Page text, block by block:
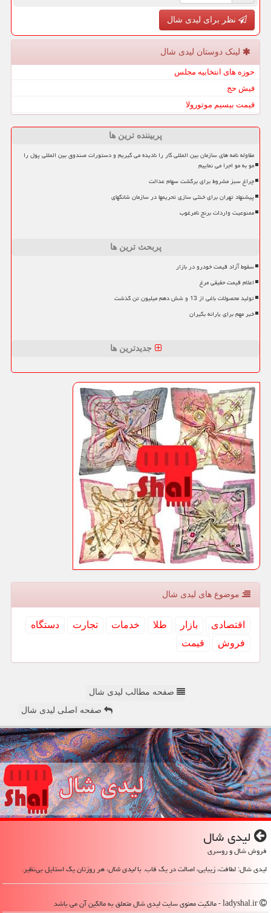
نظر برای لیدی شال
لینک دوستان لیدی شال
حوزه های انتخابیه مجلس
فیش حج
قیمت بیسیم موتورولا
پربیننده ترین ها
مقاوله نامه های سازمان بین المللی کار را نادیده می گیریم و دستورات صندوق بین المللی پول را
مو به مو اجرا می نماییم
چراغ سبز مشروط برای برگشت سهام عدالت
پیشنهاد تهران برای خنثی سازی تحریمها در سازمان شانگهای
ممنوعیت واردات برنج نامرغوب
پربحث ترین ها
سقوط آزاد قیمت خودرو در بازار
اعلام قیمت حقیقی مرغ
تولید محصولات باغی از 13 و شش دهم میلیون تن گذشت
خبر مهم برای یارانه بگیران
جدیدترین ها
موضوع های لیدی شال
اقتصادی بازار طلا خدمات تجارت
دستگاه
فروش
قیمت
صفحه مطالب لیدی شال
صفحه اصلی لیدی شال
لیدی شال
فروش شال و روسری
لیدی شال: لطافت، زیبایی، اصالت در یک قاب. بالیدی شال، هر روزتان یک استایل بی‌نظیر.